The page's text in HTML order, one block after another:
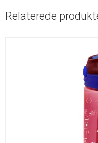
Relaterede